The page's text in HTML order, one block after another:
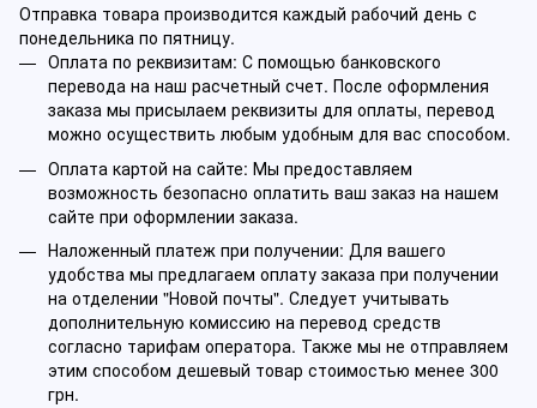
Отправка товара производится каждый рабочий день с
понедельника по пятницу.
Оплата по реквизитам: С помощью банковского
перевода на наш расчетный счет. После оформления
заказа мы присылаем реквизиты для оплаты, перевод
можно осуществить любым удобным для вас способом.
Оплата картой на сайте: Мы предоставляем
возможность безопасно оплатить ваш заказ на нашем
сайте при оформлении заказа.
Наложенный платеж при получении: Для вашего
удобства мы предлагаем оплату заказа при получении
на отделении "Новой почты". Следует учитывать
дополнительную комиссию на перевод средств
согласно тарифам оператора. Также мы не отправляем
этим способом дешевый товар стоимостью менее 300
грн.